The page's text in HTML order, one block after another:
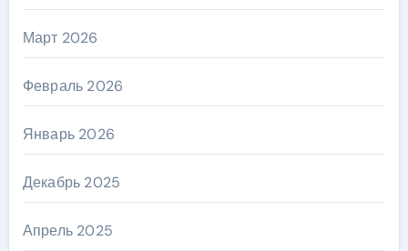
Март 2026
Февраль 2026
Январь 2026
Декабрь 2025
Апрель 2025